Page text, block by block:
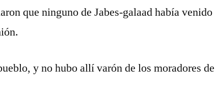
que ninguno de Jabes-galaad había venido
y no hubo allí varón de los moradores de